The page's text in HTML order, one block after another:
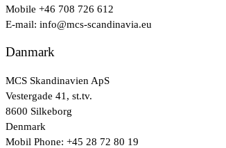
Mobile +46 708 726 612
E-mail: info@mcs-scandinavia.eu
Danmark
MCS Skandinavien ApS
Vestergade 41, st.tv.
8600 Silkeborg
Denmark
Mobil Phone: +45 28 72 80 19